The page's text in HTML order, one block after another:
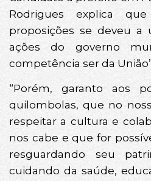
Rodrigues explica
proposições se deveu a
ações do governo
competência ser da
“Porém, garanto aos
quilombolas, que no
respeitar a cultura e
nos cabe e que for
resguardando seu
cuidando da saúde,